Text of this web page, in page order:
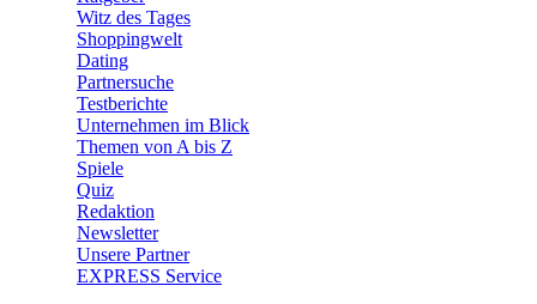
Witz des Tages
Shoppingwelt
Dating
Partnersuche
Testberichte
Unternehmen im Blick
Themen von A bis Z
Spiele
Quiz
Redaktion
Newsletter
Unsere Partner
EXPRESS Service